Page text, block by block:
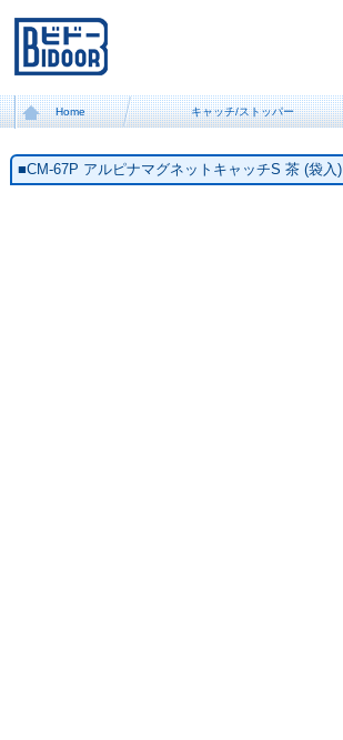
Home キャッチ/ストッパー
■CM-67P アルピナマグネットキャッチS 茶 (袋入)